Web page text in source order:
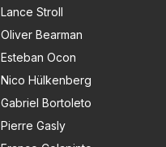
Lance Stroll
Oliver Bearman
Esteban Ocon
Nico Hülkenberg
Gabriel Bortoleto
Pierre Gasly